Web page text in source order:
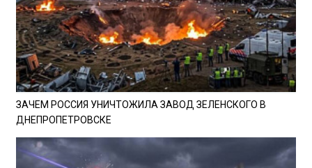
ЗАЧЕМ РОССИЯ УНИЧТОЖИЛА ЗАВОД ЗЕЛЕНСКОГО В
ДНЕПРОПЕТРОВСКЕ